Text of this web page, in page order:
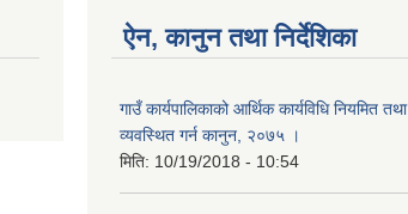
ऐन, कानुन तथा निर्देशिका
गाउँ कार्यपालिकाको आर्थिक कार्यविधि नियमित तथा
व्यवस्थित गर्न कानुन, २०७५ ।
मिति: 10/19/2018 - 10:54